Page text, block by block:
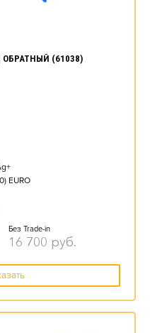
ОБРАТНЫЙ (61038)
EURO
Без Trade-in
16 700 руб.